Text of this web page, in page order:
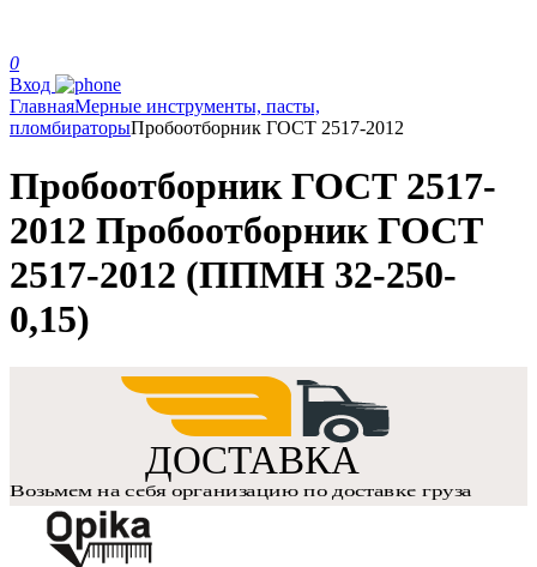
0
Вход
ГлавнаяМерные инструменты, пасты,
пломбираторыПробоотборник ГОСТ 2517-2012
Пробоотборник ГОСТ 2517-
2012 Пробоотборник ГОСТ
2517-2012 (ППМН 32-250-
0,15)